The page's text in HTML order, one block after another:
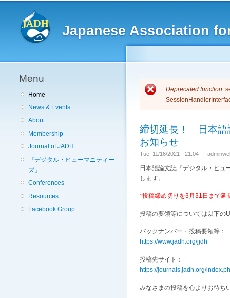
Japanese Association
Menu
Home
News & Events
About
Membership
Journal of JADH
『デジタル・ヒューマニティー
ズ』
Conferences
Resources
Facebook Group
Error
Deprecated function:
締切延長！ 日本語
お知らせ
Tue, 11/16/2021 - 21:04 —
日本語論文誌『デジタル・ヒュ
します。
*投稿締め切りを3月31日まで延
投稿の要領等については以下の
バックナンバー・投稿要領等：
https://www.jadh.org/jjdh
投稿先サイト：
https://journals.jadh.org/
みなさまの投稿を心よりお待ち